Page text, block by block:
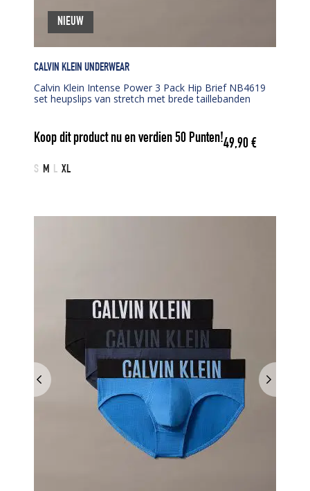
CALVIN KLEIN UNDERWEAR
Calvin Klein Intense Power 3 Pack Hip Brief NB4619
set heupslips van stretch met brede taillebanden
Koop dit product nu en verdien50 Punten!49,90€
S M L XL
NIEUW